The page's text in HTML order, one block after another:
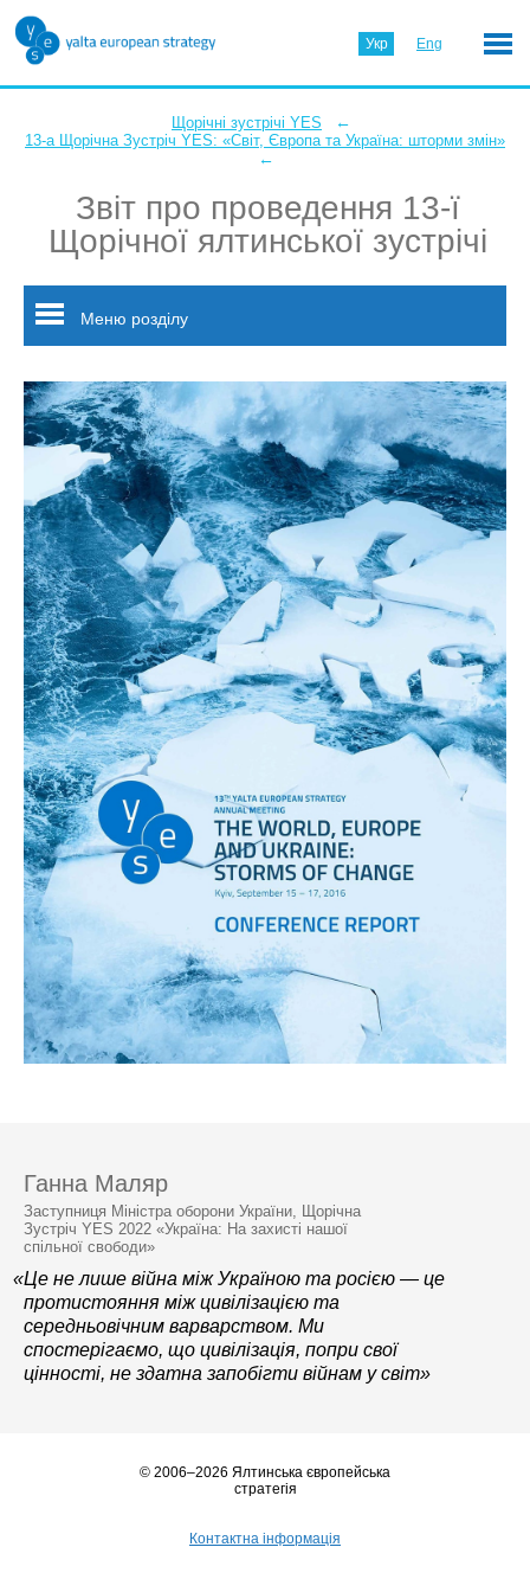
Укр Eng
Щорічні зустрічі YES ←
13-а Щорічна Зустріч YES: «Світ, Європа та Україна: шторми змін»
←
Звіт про проведення 13-ї
Щорічної ялтинської зустрічі
Меню розділу
Ганна Маляр
Заступниця Міністра оборони України, Щорічна
Зустріч YES 2022 «Україна: На захисті нашої
спільної свободи»
«Це не лише війна між Україною та росією — це
протистояння між цивілізацією та
середньовічним варварством. Ми
спостерігаємо, що цивілізація, попри свої
цінності, не здатна запобігти війнам у світ»
© 2006–2026 Ялтинська європейська
стратегія
Контактна інформація